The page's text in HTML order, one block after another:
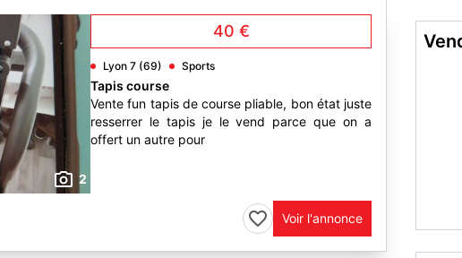
2
40 €
Lyon 7 (69) Sports
Tapis course
Vente fun tapis de course pliable, bon état juste
resserrer le tapis je le vend parce que on a
offert un autre pour
Voir l'annonce